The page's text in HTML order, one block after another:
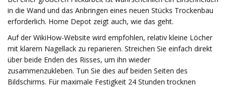
in die Wand und das Anbringen eines neuen Stücks Trockenbau
erforderlich. Home Depot zeigt auch, wie das geht.
Auf der WikiHow-Website wird empfohlen, relativ kleine Löcher
mit klarem Nagellack zu reparieren. Streichen Sie einfach direkt
über beide Enden des Risses, um ihn wieder
zusammenzukleben. Tun Sie dies auf beiden Seiten des
Bildschirms. Für maximale Festigkeit 24 Stunden trocknen